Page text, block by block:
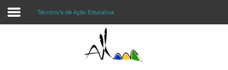
Técnico/a de Ação Educativa